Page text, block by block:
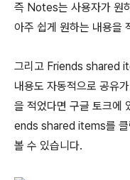
즉 Notes는 사용자가 원
아주 쉽게 원하는 내용을
그리고 Friends shared
내용도 자동적으로 공유
을 적었다면 구글 토크에
ends shared items를 클
볼 수 있습니다.